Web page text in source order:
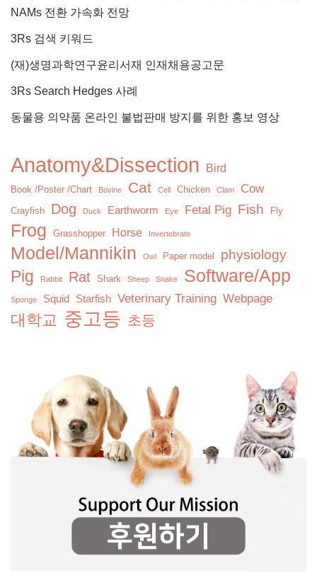
NAMs 전환 가속화 전망
3Rs 검색 키워드
(재)생명과학연구윤리서재 인재채용공고문
3Rs Search Hedges 사례
동물용 의약품 온라인 불법판매 방지를 위한 홍보 영상
Anatomy&Dissection Bird
Book /Poster /Chart Bovine Cat Cell Chicken Clam Cow
Crayfish Dog Duck Earthworm Eye Fetal Pig Fish Fly
Frog Grasshopper Horse Invertebrate
Model/Mannikin Owl Paper model physiology
Pig Rabbit Rat Shark Sheep Snake Software/App
Sponge Squid Starfish Veterinary Training Webpage
대학교 중고등 초등